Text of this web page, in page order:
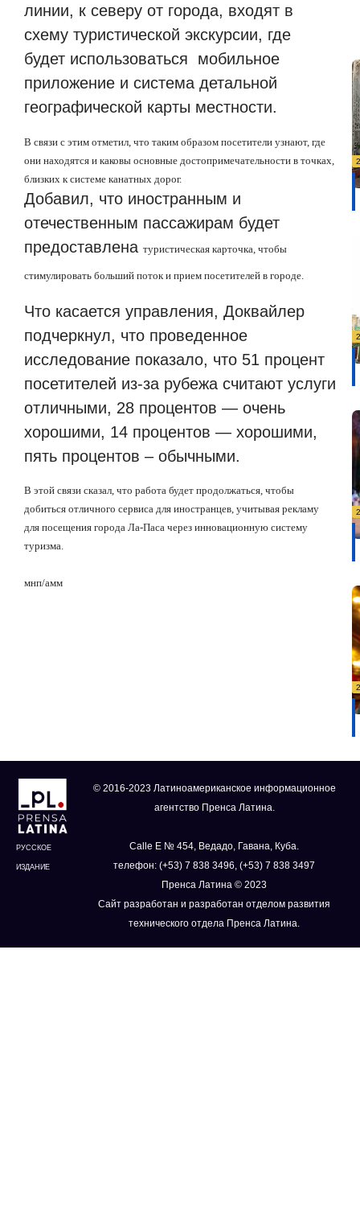
линии, к северу от города, входят в
схему туристической экскурсии, где
будет использоваться
мобильное
приложение и система детальной
географической карты местности.
В связи с этим отметил, что таким образом посетители узнают, где
они находятся и каковы основные достопримечательности в точках,
близких к системе канатных дорог.
Добавил, что иностранным и
отечественным пассажирам будет
предоставлена туристическая карточка, чтобы
стимулировать больший поток и прием посетителей в городе.
Что касается управления, Доквайлер
подчеркнул, что проведенное
исследование показало, что 51 процент
посетителей из-за рубежа считают услуги
отличными, 28 процентов — очень
хорошими, 14 процентов — хорошими,
пять процентов – обычными.
В этой связи сказал, что работа будет продолжаться, чтобы
добиться отличного сервиса для иностранцев, учитывая рекламу
для посещения города Ла-Паса через инновационную систему
туризма.
мнп/амм
РУССКОЕ
ИЗДАНИЕ
© 2016-2023 Латиноамериканское информационное
агентство Пренса Латина.
Calle E № 454, Ведадо, Гавана, Куба.
телефон: (+53) 7 838 3496, (+53) 7 838 3497
Пренса Латина © 2023
Сайт разработан и разработан отделом развития
технического отдела Пренса Латина.